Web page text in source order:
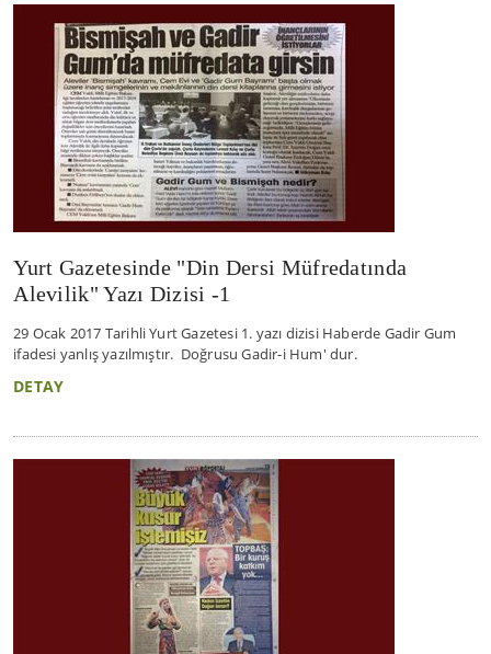
Yurt Gazetesinde "Din Dersi Müfredatında
Alevilik" Yazı Dizisi -1
29 Ocak 2017 Tarihli Yurt Gazetesi 1. yazı dizisi Haberde Gadir Gum
ifadesi yanlış yazılmıştır. Doğrusu Gadir-i Hum' dur.
DETAY